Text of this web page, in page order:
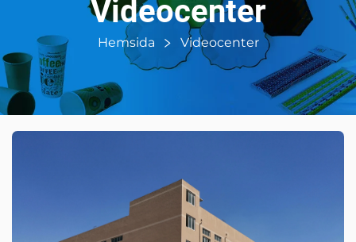
Videocenter
Hemsida Videocenter